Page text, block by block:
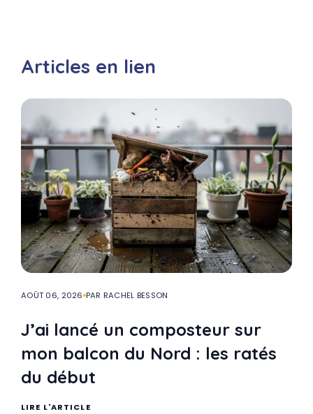
Articles en lien
AOÛT 06, 2026 PAR RACHEL BESSON
J’ai lancé un composteur sur
mon balcon du Nord : les ratés
du début
LIRE L'ARTICLE